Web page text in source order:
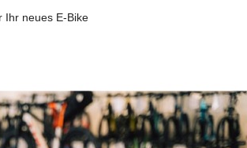
Ihr neues E-Bike